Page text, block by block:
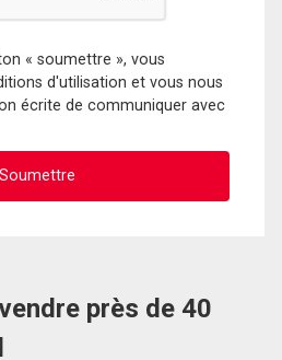
« soumettre », vous
d'utilisation et vous nous
écrite de communiquer avec
près de 40